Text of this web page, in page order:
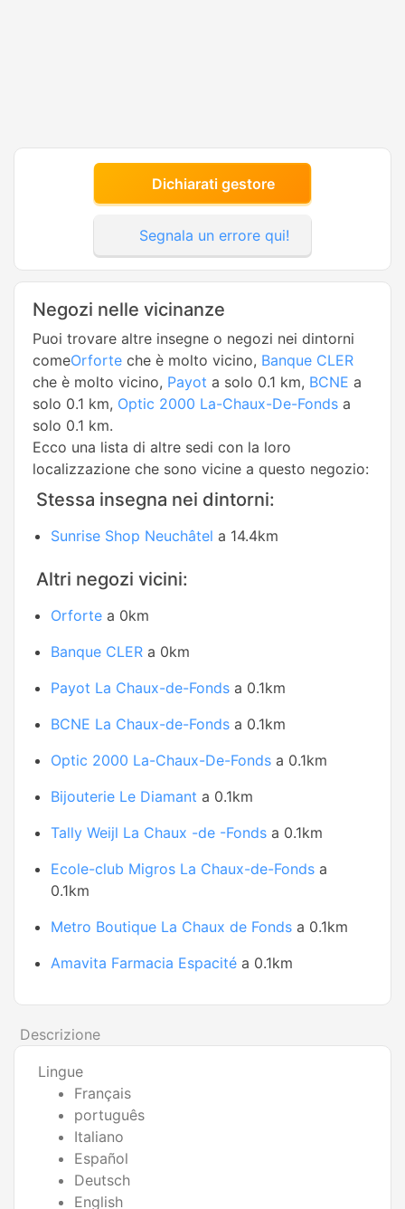
Dichiarati gestore
Segnala un errore qui!
Negozi nelle vicinanze
Puoi trovare altre insegne o negozi nei dintorni
comeOrforte che è molto vicino, Banque CLER
che è molto vicino, Payot a solo 0.1 km, BCNE a
solo 0.1 km, Optic 2000 La-Chaux-De-Fonds a
solo 0.1 km.
Ecco una lista di altre sedi con la loro
localizzazione che sono vicine a questo negozio:
Stessa insegna nei dintorni:
Sunrise Shop Neuchâtel a 14.4km
Altri negozi vicini:
Orforte a 0km
Banque CLER a 0km
Payot La Chaux-de-Fonds a 0.1km
BCNE La Chaux-de-Fonds a 0.1km
Optic 2000 La-Chaux-De-Fonds a 0.1km
Bijouterie Le Diamant a 0.1km
Tally Weijl La Chaux -de -Fonds a 0.1km
Ecole-club Migros La Chaux-de-Fonds a
0.1km
Metro Boutique La Chaux de Fonds a 0.1km
Amavita Farmacia Espacité a 0.1km
Descrizione
Lingue
Français
português
Italiano
Español
Deutsch
English